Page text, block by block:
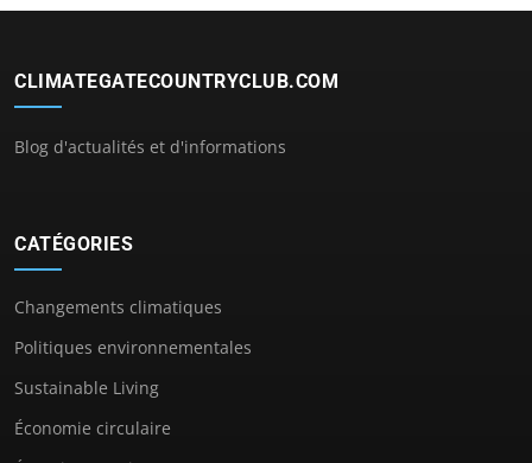
CLIMATEGATECOUNTRYCLUB.COM
Blog d'actualités et d'informations
CATÉGORIES
Changements climatiques
Politiques environnementales
Sustainable Living
Économie circulaire